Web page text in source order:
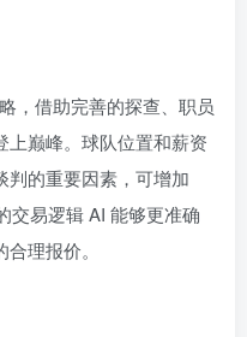
，借助完善的探查、职员
上巅峰。球队位置和薪资
判的重要因素，可增加
交易逻辑 AI 能够更准确
理报价。